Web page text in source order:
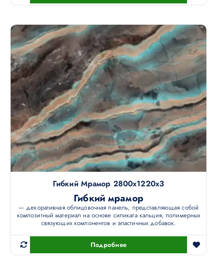
Гибкий Мрамор 2800х1220х3
Гибкий мрамор
— декоративная облицовочная панель, представляющая собой
композитный материал на основе силиката кальция, полимерных
связующих компонентов и эластичных добавок.
Подробнее